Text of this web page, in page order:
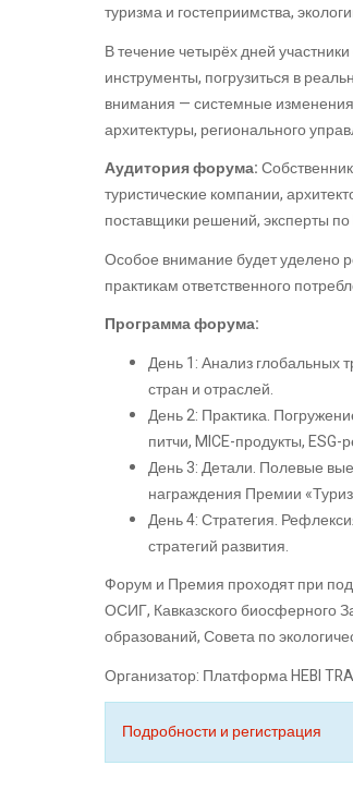
туризма и гостеприимства,
В течение четырёх дней
инструменты, погрузиться в
внимания — системные
архитектуры, регионального
Аудитория форума:
туристические компании,
поставщики решений, эксперты по
Особое внимание будет уделено
практикам ответственного
Программа форума:
День 1: Анализ глобальных
стран и отраслей.
День 2: Практика.
питчи, MICE-продукты, ESG-
День 3: Детали. Полевые
награждения Премии
День 4: Стратегия.
стратегий развития.
Форум и Премия проходят при
ОСИГ, Кавказского биосферного
образований, Совета по
Организатор: Платформа HEBI
Подробности и регистрация